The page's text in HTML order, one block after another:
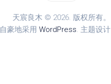
天宸良木 © 2026. 版权所有。
自豪地采用 WordPress. 主题设计